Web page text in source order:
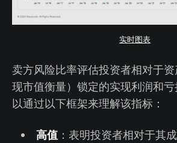
实时图表
卖方风险比率评估投资者相对于
现市值衡量）锁定的实现利润和
以通过以下框架来理解该指标：
高值：表明投资者相对于其